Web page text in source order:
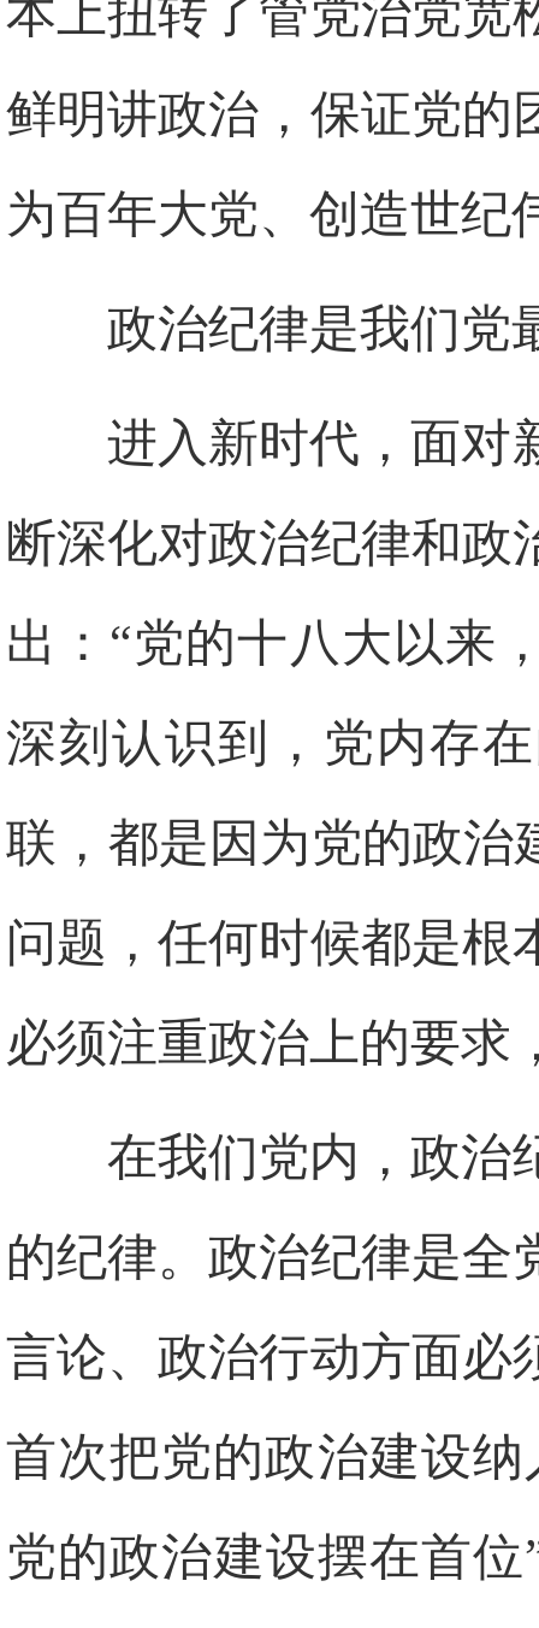
本上扭转了管党治党宽
鲜明讲政治，保证党的
为百年大党、创造世纪
政治纪律是我们党
进入新时代，面对
断深化对政治纪律和政
出：“党的十八大以来
深刻认识到，党内存
联，都是因为党的政治
问题，任何时候都是根
必须注重政治上的要求
在我们党内，政治
的纪律。政治纪律是全
言论、政治行动方面必
首次把党的政治建设
党的政治建设摆在首